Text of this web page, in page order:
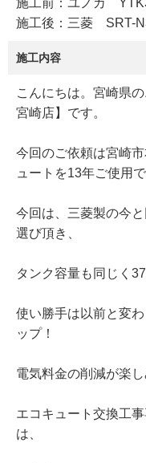
施工前：ユノカ
施工後：三菱 SRT-
施工内容
こんにちは。宮崎県
宮崎店】です。
今回のご依頼は宮崎
ュートを13年ご使用で
今回は、三菱製の今
選び頂き、
タンク容量も同じく
使い勝手は以前と変
ップ！
電気料金の削減が楽し
エコキュート交換工
は、